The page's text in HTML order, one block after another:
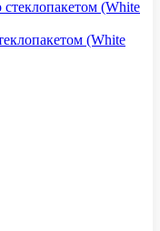
(White